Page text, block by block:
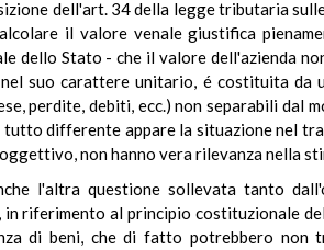
dell'art. 34 della legge tributaria
il valore venale giustifica
dello Stato - che il valore dell'azienda
suo carattere unitario, é costituita
perdite, debiti, ecc.) non separabili
differente appare la situazione nel
non hanno vera rilevanza nella
l'altra questione sollevata tanto
in riferimento al principio costituzionale
di beni, che di fatto potrebbero